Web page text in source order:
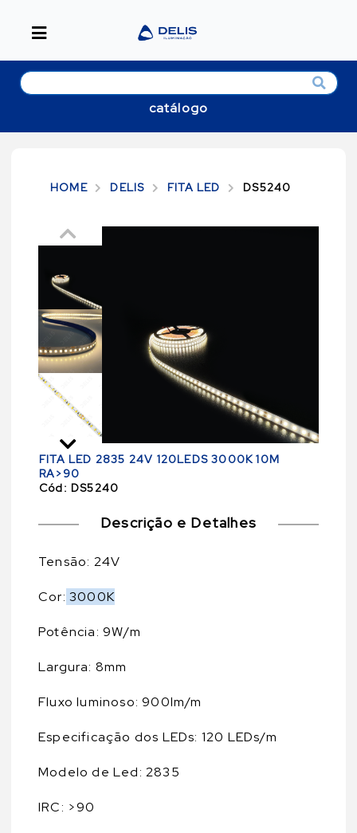
catálogo
HOME DELIS FITA LED DS5240
FITA LED 2835 24V 120LEDS 3000K 10M
RA>90
Cód: DS5240
Descrição e Detalhes
Tensão: 24V
Cor: 3000K
Potência: 9W/m
Largura: 8mm
Fluxo luminoso: 900lm/m
Especificação dos LEDs: 120 LEDs/m
Modelo de Led: 2835
IRC: >90